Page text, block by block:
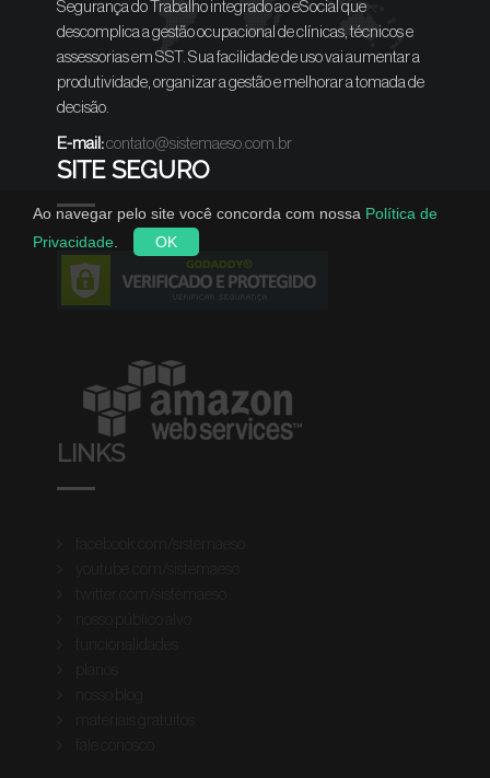
Segurança do Trabalho integrado ao eSocial que
descomplica a gestão ocupacional de clínicas, técnicos e
assessorias em SST. Sua facilidade de uso vai aumentar a
produtividade, organizar a gestão e melhorar a tomada de
decisão.
E-mail:contato@sistemaeso.com.br
SITE SEGURO
LINKS
Ao navegar pelo site você concorda com nossa Política de
Privacidade
OK